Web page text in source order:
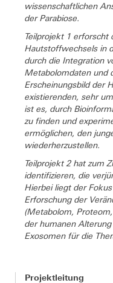
wissenschaftlichen
der Parabiose.
Teilprojekt 1 erforscht
Hautstoffwechsels in
durch die Integration
Metabolomdaten und
Erscheinungsbild der
existierenden, sehr
ist es, durch
zu finden und
ermöglichen, den
wiederherzustellen.
Teilprojekt 2 hat zum
identifizieren, die
Hierbei liegt der
Erforschung der
(Metabolom,
der humanen
Exosomen für die
Projektleitung